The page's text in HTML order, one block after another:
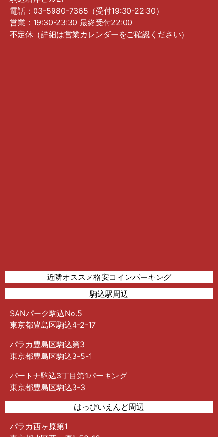
電話：03-5980-7365（受付19:30-22:30）
営業：19:30-23:30 最終受付22:00
不定休（詳細は営業カレンダーをご確認ください）
近隣オススメ格安コインパーキング
駒込駅周辺
SANパーク駒込No.5
東京都豊島区駒込4-2-17
パラカ豊島区駒込第3
東京都豊島区駒込3-5-1
パートナ駒込3丁目第1パーキング
東京都豊島区駒込3-3
はっぴいえんど周辺
パラカ西ヶ原第1